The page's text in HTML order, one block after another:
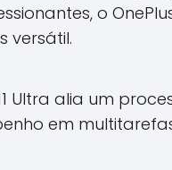
o
versátil.
Ultra alia um
em